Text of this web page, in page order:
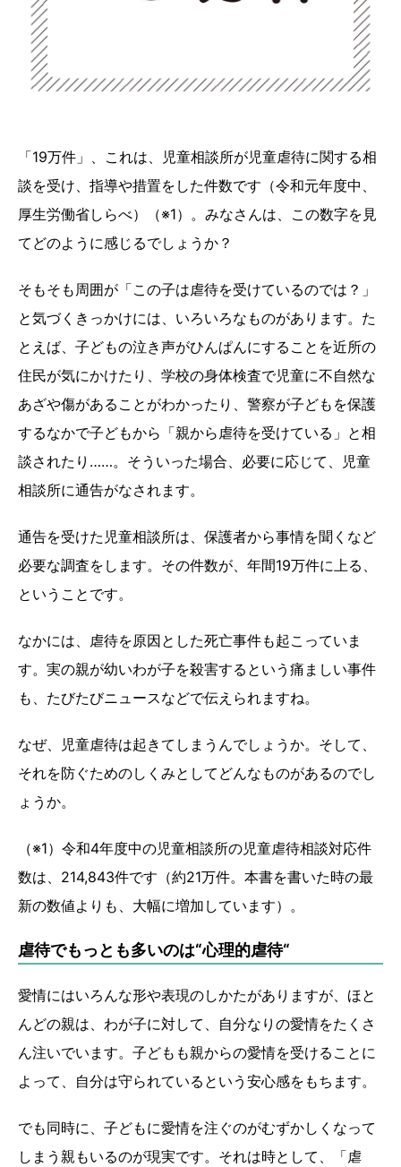
「19万件」、これは、児童相談所が児童虐待に関する相
談を受け、指導や措置をした件数です（令和元年度中、
厚生労働省しらべ）（※1）。みなさんは、この数字を見
てどのように感じるでしょうか？
そもそも周囲が「この子は虐待を受けているのでは？」
と気づくきっかけには、いろいろなものがあります。た
とえば、子どもの泣き声がひんぱんにすることを近所の
住民が気にかけたり、学校の身体検査で児童に不自然な
あざや傷があることがわかったり、警察が子どもを保護
するなかで子どもから「親から虐待を受けている」と相
談されたり……。そういった場合、必要に応じて、児童
相談所に通告がなされます。
通告を受けた児童相談所は、保護者から事情を聞くなど
必要な調査をします。その件数が、年間19万件に上る、
ということです。
なかには、虐待を原因とした死亡事件も起こっていま
す。実の親が幼いわが子を殺害するという痛ましい事件
も、たびたびニュースなどで伝えられますね。
なぜ、児童虐待は起きてしまうんでしょうか。そして、
それを防ぐためのしくみとしてどんなものがあるのでし
ょうか。
（※1）令和4年度中の児童相談所の児童虐待相談対応件
数は、214,843件です（約21万件。本書を書いた時の最
新の数値よりも、大幅に増加しています）。
虐待でもっとも多いのは“心理的虐待“
愛情にはいろんな形や表現のしかたがありますが、ほと
んどの親は、わが子に対して、自分なりの愛情をたくさ
ん注いでいます。子どもも親からの愛情を受けることに
よって、自分は守られているという安心感をもちます。
でも同時に、子どもに愛情を注ぐのがむずかしくなって
しまう親もいるのが現実です。それは時として、「虐